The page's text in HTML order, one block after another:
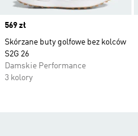
Price
569 zł
Skórzane buty golfowe bez kolców
S2G 26
Damskie Performance
3 kolory